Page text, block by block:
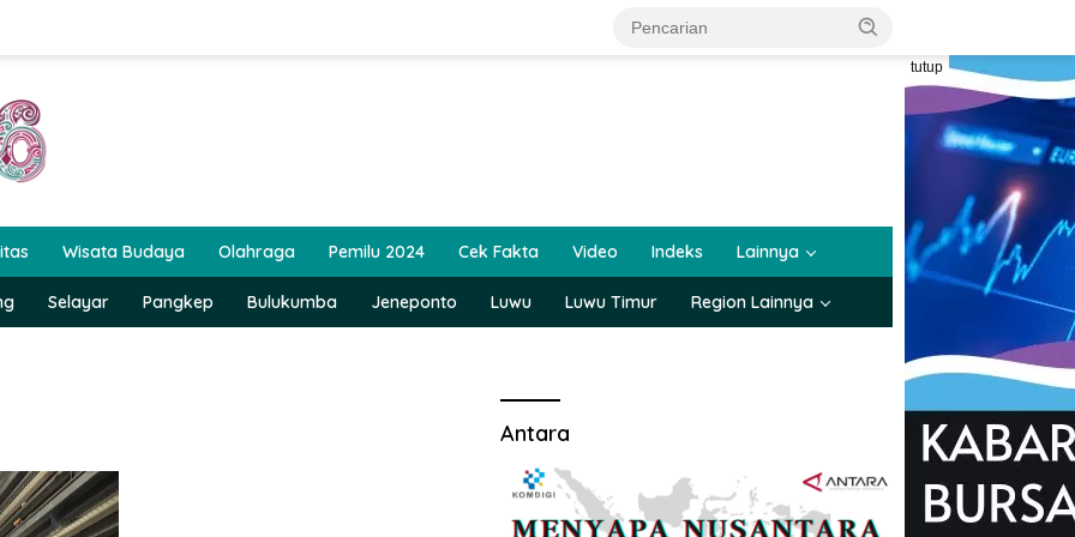
tutup
Wisata Budaya Olahraga Pemilu 2024 Cek Fakta Video Indeks Lainnya
Selayar Pangkep Bulukumba Jeneponto Luwu Luwu Timur Region Lainnya
Antara